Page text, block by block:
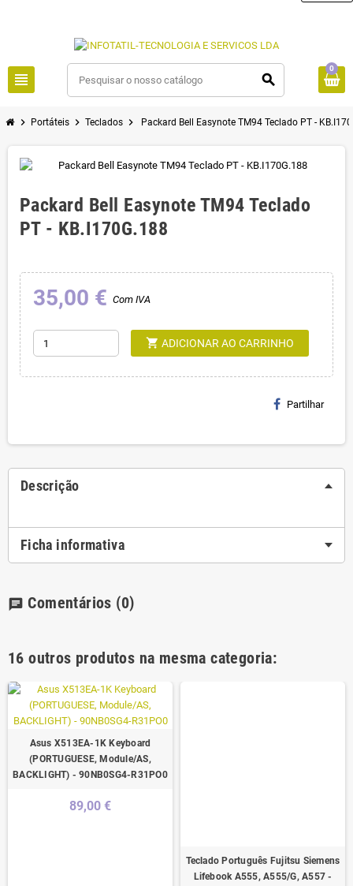
view_headline search
0
chevron_right Portáteis chevron_right Teclados chevron_right Packard Bell Easynote TM94 Teclado PT -
Packard Bell Easynote TM94 Teclado
PT - KB.I170G.188
35,00 € Com IVA
shopping_cart ADICIONAR AO CARRINHO
Partilhar
Descrição
Ficha informativa
chat Comentários (0)
16 outros produtos na mesma categoria:
Asus X513EA-1K Keyboard
(PORTUGUESE, Module/AS,
BACKLIGHT) - 90NB0SG4-R31PO0
89,00 €
Teclado Português Fujitsu Siemens
Lifebook A555, A555/G, A557 -